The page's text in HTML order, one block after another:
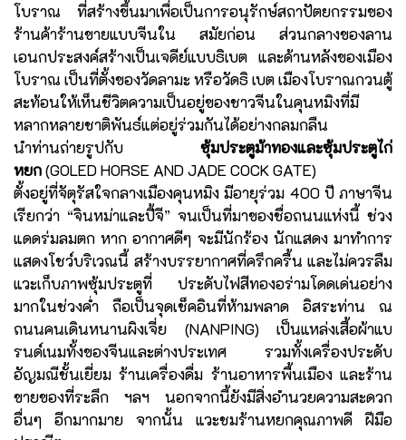
โบราณ ที่สร้างขึ้นมาเพื่อเป็นการอนุรักษ์สถาปัตยกรรมของ
ร้านค้าร้านขายแบบจีนใน สมัยก่อน ส่วนกลางของลาน
เอนกประสงค์สร้างเป็นเจดีย์แบบธิเบต และด้านหลังของเมือง
โบราณ เป็นที่ตั้งของวัดลามะ หรือวัดธิ เบต เมืองโบราณกวนตู้
สะท้อนให้เห็นชีวิตความเป็นอยู่ของชาวจีนในคุนหมิงที่มี
หลากหลายชาติพันธ์แต่อยู่ร่วมกันได้อย่างกลมกลืน
นำท่านถ่ายรูปกับ ซุ้มประตูม้าทองและซุ้มประตูไก่
หยก(GOLED HORSE AND JADE COCK GATE)
ตั้งอยู่ที่จัตุรัสใจกลางเมืองคุนหมิง มีอายุร่วม 400 ปี ภาษาจีน
เรียกว่า “จินหม่าและปี้จี” จนเป็นที่มาของชื่อถนนแห่งนี้ ช่วง
แดดร่มลมตก หาก อากาศดีๆ จะมีนักร้อง นักแสดง มาทำการ
แสดงโชว์บริเวณนี้ สร้างบรรยากาศที่ครึกครื้น และไม่ควรลืม
แวะเก็บภาพซุ้มประตูที่ ประดับไฟสีทองอร่ามโดดเด่นอย่าง
มากในช่วงค่ำ ถือเป็นจุดเช็คอินที่ห้ามพลาด อิสระท่าน ณ
ถนนคนเดินหนานผิงเจี่ย (NANPING) เป็นแหล่งเสื้อผ้าแบ
รนด์เนมทั้งของจีนและต่างประเทศ รวมทั้งเครื่องประดับ
อัญมณีชั้นเยี่ยม ร้านเครื่องดื่ม ร้านอาหารพื้นเมือง และร้าน
ขายของที่ระลึก ฯลฯ นอกจากนี้ยังมีสิ่งอำนวยความสะดวก
อื่นๆ อีกมากมาย จากนั้น แวะชมร้านหยกคุณภาพดี ฝีมือ